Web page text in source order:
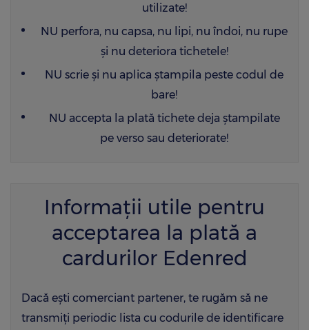
utilizate!
NU perfora, nu capsa, nu lipi, nu îndoi, nu rupe
şi nu deteriora tichetele!
NU scrie şi nu aplica ştampila peste codul de
bare!
NU accepta la plată tichete deja ștampilate
pe verso sau deteriorate!
Informații utile pentru
acceptarea la plată a
cardurilor Edenred
Dacă ești comerciant partener, te rugăm să ne
transmiți periodic lista cu codurile de identificare